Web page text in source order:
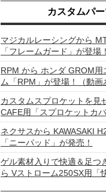
カスタムパ
マジカルレーシングから
「フレームガード」が登場！
RPM から ホンダ GROM用
ム「RPM」が登場！（動画
カスタムスプロケットを見
CAFE用「スプロケットカ
ネクサスから KAWASAKI
「ニーパッド」が発売！
ゲル素材入りで快適＆足つ
ら Vストローム250SX用「